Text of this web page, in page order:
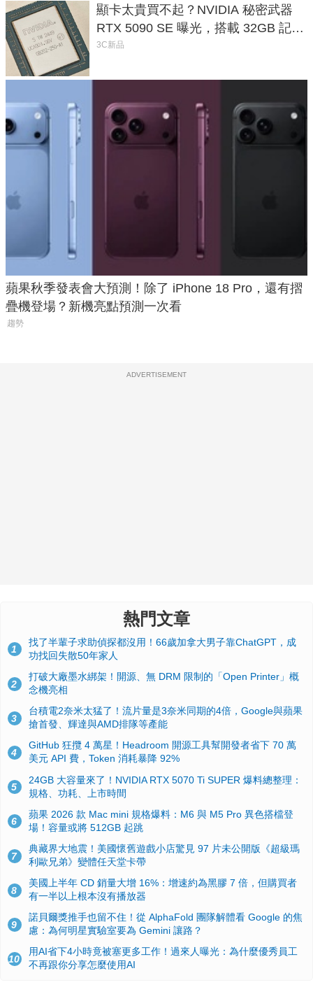
顯卡太貴買不起？NVIDIA 秘密武器
RTX 5090 SE 曝光，搭載 32GB 記憶
體
3C新品
蘋果秋季發表會大預測！除了 iPhone 18 Pro，還有摺
疊機登場？新機亮點預測一次看
趨勢
ADVERTISEMENT
熱門文章
1
找了半輩子求助偵探都沒用！66歲加拿大男子靠ChatGPT，成
功找回失散50年家人
2
打破大廠墨水綁架！開源、無 DRM 限制的「Open Printer」概
念機亮相
3
台積電2奈米太猛了！流片量是3奈米同期的4倍，Google與蘋果
搶首發、輝達與AMD排隊等產能
4
GitHub 狂攬 4 萬星！Headroom 開源工具幫開發者省下 70 萬
美元 API 費，Token 消耗暴降 92%
5
24GB 大容量來了！NVIDIA RTX 5070 Ti SUPER 爆料總整理：
規格、功耗、上市時間
6
蘋果 2026 款 Mac mini 規格爆料：M6 與 M5 Pro 異色搭檔登
場！容量或將 512GB 起跳
7
典藏界大地震！美國懷舊遊戲小店驚見 97 片未公開版《超級瑪
利歐兄弟》變體任天堂卡帶
8
美國上半年 CD 銷量大增 16%：增速約為黑膠 7 倍，但購買者
有一半以上根本沒有播放器
9
諾貝爾獎推手也留不住！從 AlphaFold 團隊解體看 Google 的焦
慮：為何明星實驗室要為 Gemini 讓路？
10
用AI省下4小時竟被塞更多工作！過來人曝光：為什麼優秀員工
不再跟你分享怎麼使用AI